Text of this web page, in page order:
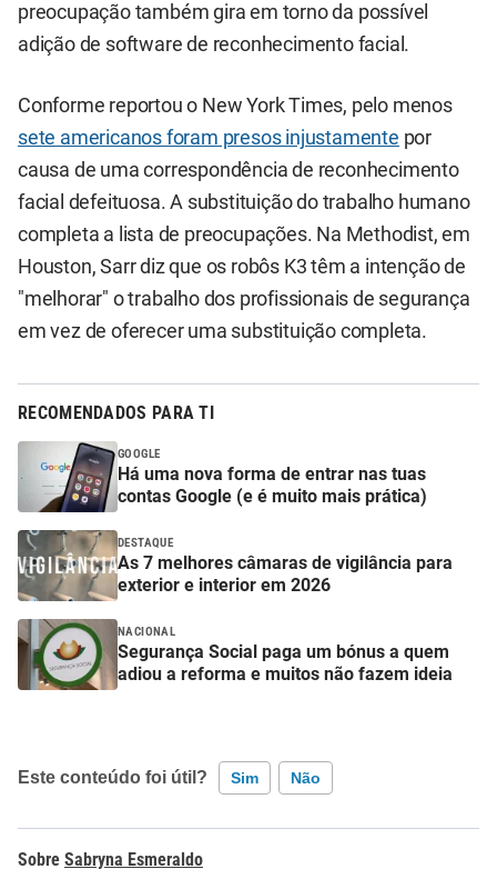
preocupação também gira em torno da possível
adição de software de reconhecimento facial.
Conforme reportou o New York Times, pelo menos
sete americanos foram presos injustamente por
causa de uma correspondência de reconhecimento
facial defeituosa. A substituição do trabalho humano
completa a lista de preocupações. Na Methodist, em
Houston, Sarr diz que os robôs K3 têm a intenção de
"melhorar" o trabalho dos profissionais de segurança
em vez de oferecer uma substituição completa.
RECOMENDADOS PARA TI
GOOGLE
Há uma nova forma de entrar nas tuas
contas Google (e é muito mais prática)
DESTAQUE
As 7 melhores câmaras de vigilância para
exterior e interior em 2026
NACIONAL
Segurança Social paga um bónus a quem
adiou a reforma e muitos não fazem ideia
Este conteúdo foi útil? Sim Não
Este conteúdo contém informação incorreta
Sabryna Esmeraldo